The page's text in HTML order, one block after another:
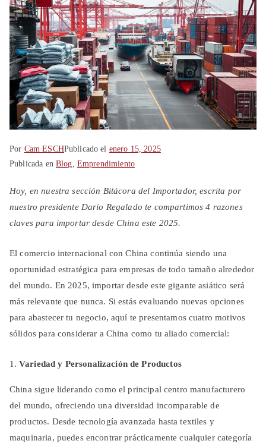
Por Cam ESCHPublicado el enero 15, 2025
Publicada en Blog Emprendimiento
Hoy, en nuestra sección Bitácora del Importador, escrita por
nuestro presidente Darío Regalado te compartimos 4 razones
claves para importar desde China este 2025.
El comercio internacional con China continúa siendo una
oportunidad estratégica para empresas de todo tamaño alrededor
del mundo. En 2025, importar desde este gigante asiático será
más relevante que nunca. Si estás evaluando nuevas opciones
para abastecer tu negocio, aquí te presentamos cuatro motivos
sólidos para considerar a China como tu aliado comercial:
Variedad y Personalización de Productos
China sigue liderando como el principal centro manufacturero
del mundo, ofreciendo una diversidad incomparable de
productos. Desde tecnología avanzada hasta textiles y
maquinaria, puedes encontrar prácticamente cualquier categoría